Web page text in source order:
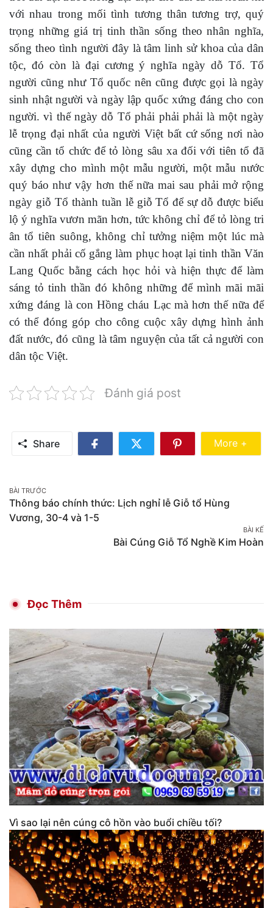
với nhau trong mối tình tương thân tương trợ, quý
trọng những giá trị tinh thần sống theo nhân nghĩa,
sống theo tình người đây là tâm linh sử khoa của dân
tộc, đó còn là đại cương ý nghĩa ngày dỗ Tổ. Tổ
người cũng như Tổ quốc nên cũng được gọi là ngày
sinh nhật người và ngày lập quốc xứng đáng cho con
người. vì thế ngày dỗ Tổ phải phải phải là một ngày
lễ trọng đại nhất của người Việt bất cứ sống nơi nào
cũng cần tổ chức để tỏ lòng sâu xa đối với tiên tổ đã
xây dựng cho mình một mẫu người, một mẫu nước
quý báo như vậy hơn thế nữa mai sau phải mở rộng
ngày giỗ Tổ thành tuần lễ giỗ Tổ để sự dỗ được biểu
lộ ý nghĩa vươn mãn hơn, tức không chỉ để tỏ lòng tri
ân tổ tiên suông, không chỉ tưởng niệm một lúc mà
cần nhất phải cố gắng làm phục hoạt lại tinh thần Văn
Lang Quốc bằng cách học hỏi và hiện thực để làm
sáng tỏ tinh thần đó không những để mình mãi mãi
xứng đáng là con Hồng cháu Lạc mà hơn thế nữa để
có thể đóng góp cho công cuộc xây dựng hình ảnh
đất nước, đó cũng là tâm nguyện của tất cả người con
dân tộc Việt.
Đánh giá post
Share
Share
Share
More +
Post
navigation
BÀI TRƯỚC
Thông báo chính thức: Lịch nghỉ lễ Giỗ tổ Hùng
Vương, 30-4 và 1-5
BÀI KẾ
Bài Cúng Giỗ Tổ Nghề Kim Hoàn
Đọc Thêm
Vì sao lại nên cúng cô hồn vào buổi chiều tối?